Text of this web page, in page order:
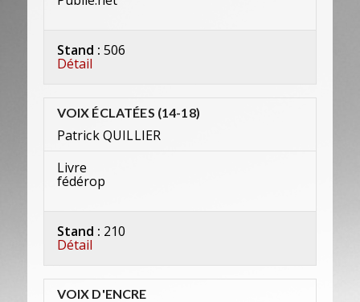
Stand : 506
Détail
VOIX ÉCLATÉES (14-18)
Patrick QUILLIER
Livre
fédérop
Stand : 210
Détail
VOIX D'ENCRE